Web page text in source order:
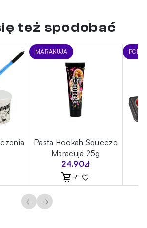
też spodobać
MARAKUJA
Pasta Hookah Squeeze
Maracuja 25g
24.90zł
← →